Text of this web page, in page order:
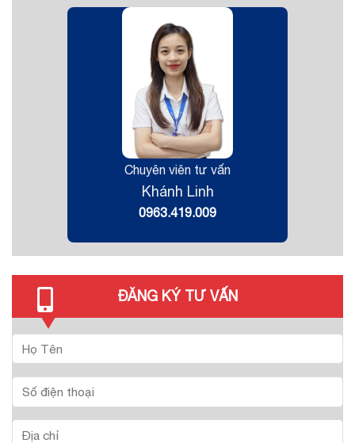
Chuyên viên tư vấn
Khánh Linh
0963.419.009
ĐĂNG KÝ TƯ VẤN